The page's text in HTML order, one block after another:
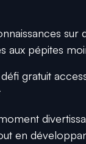
sur
aux pépites
gratuit
en